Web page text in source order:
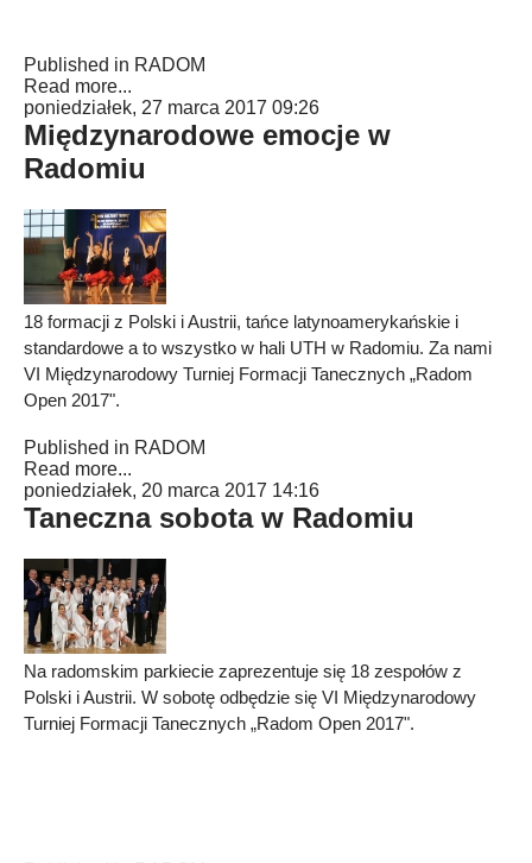
Published in RADOM
Read more...
poniedziałek, 27 marca 2017 09:26
Międzynarodowe emocje w
Radomiu
18 formacji z Polski i Austrii, tańce latynoamerykańskie i
standardowe a to wszystko w hali UTH w Radomiu. Za nami
VI Międzynarodowy Turniej Formacji Tanecznych „Radom
Open 2017".
Published in RADOM
Read more...
poniedziałek, 20 marca 2017 14:16
Taneczna sobota w Radomiu
Na radomskim parkiecie zaprezentuje się 18 zespołów z
Polski i Austrii. W sobotę odbędzie się VI Międzynarodowy
Turniej Formacji Tanecznych „Radom Open 2017".